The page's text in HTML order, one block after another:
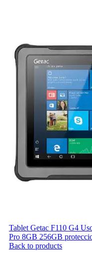
Tablet Getac F110 G4
Pro 8GB 256GB
Back to products